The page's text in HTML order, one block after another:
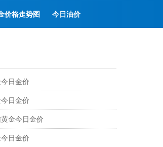
价格走势图 今日油价
日金价
日金价
金今日金价
日金价